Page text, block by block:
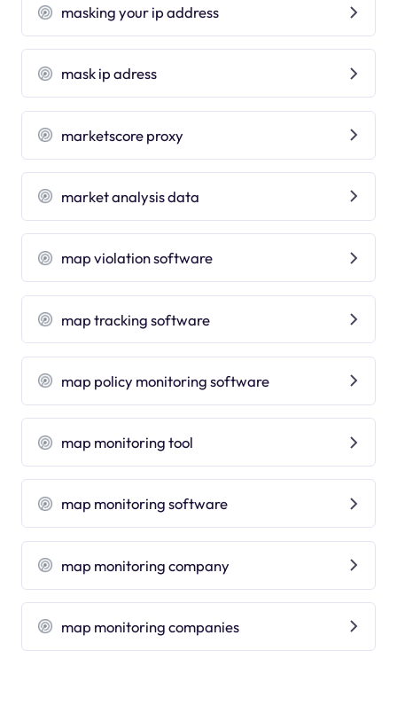
masking your ip address
mask ip adress
marketscore proxy
market analysis data
map violation software
map tracking software
map policy monitoring software
map monitoring tool
map monitoring software
map monitoring company
map monitoring companies